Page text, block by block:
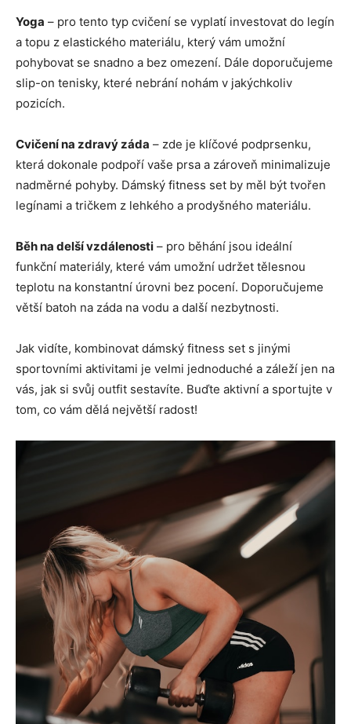
Yoga – pro tento typ cvičení se vyplatí investovat do legín
a topu z elastického materiálu, který vám umožní
pohybovat se snadno a bez omezení. Dále doporučujeme
slip-on tenisky, které nebrání nohám v jakýchkoliv
pozicích.
Cvičení na zdravý záda – zde je klíčové podprsenku,
která dokonale podpoří vaše prsa a zároveň minimalizuje
nadměrné pohyby. Dámský fitness set by měl být tvořen
legínami a tričkem z lehkého a prodyšného materiálu.
Běh na delší vzdálenosti – pro běhání jsou ideální
funkční materiály, které vám umožní udržet tělesnou
teplotu na konstantní úrovni bez pocení. Doporučujeme
větší batoh na záda na vodu a další nezbytnosti.
Jak vidíte, kombinovat dámský fitness set s jinými
sportovními aktivitami je velmi jednoduché a záleží jen na
vás, jak si svůj outfit sestavíte. Buďte aktivní a sportujte v
tom, co vám dělá největší radost!